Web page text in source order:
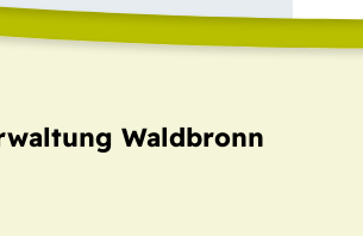
Waldbronn